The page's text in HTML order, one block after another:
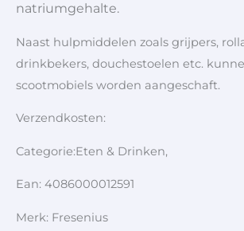
natriumgehalte.
Naast hulpmiddelen zoals grijpers,
drinkbekers, douchestoelen etc.
scootmobiels worden aangeschaft.
Verzendkosten:
Categorie:Eten & Drinken,
Ean: 4086000012591
Merk: Fresenius